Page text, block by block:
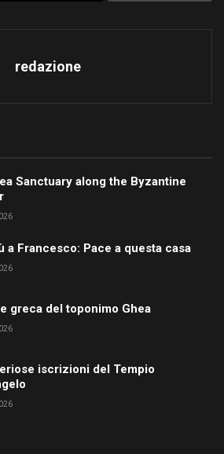
redazione
Sanctuary along the Byzantine
a Francesco: Pace a questa casa
greca del toponimo Ghea
iscrizioni del Tempio